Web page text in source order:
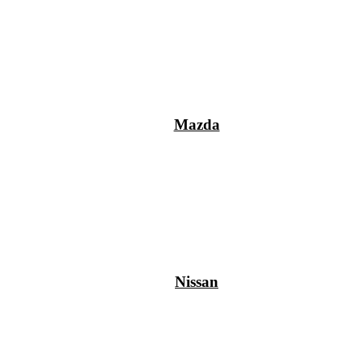
Mazda
Nissan